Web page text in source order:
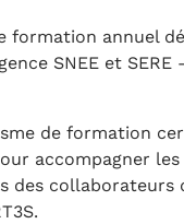
formation annuel
SNEE et SERE
de formation
accompagner les
des collaborateurs